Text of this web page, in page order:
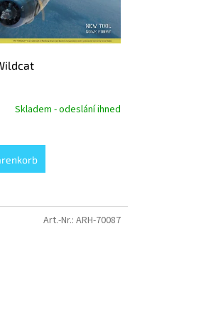
Skladem - odeslání ihned
Art.-Nr.: ARH-70087